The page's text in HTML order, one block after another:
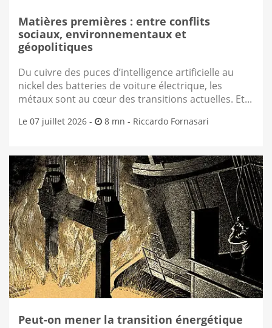
Matières premières : entre conflits
sociaux, environnementaux et
géopolitiques
Du cuivre des puces d’intelligence artificielle au
nickel des batteries de voiture électrique, les
métaux sont au cœur des transitions actuelles. Et...
Le 07 juillet 2026 - 8 mn - Riccardo Fornasari
Peut-on mener la transition énergétique